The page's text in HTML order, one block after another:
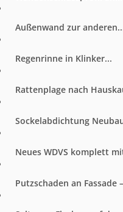
Außenwand zur
Regenrinne in Klinker...
Rattenplage nach
Sockelabdichtung
Neues WDVS komplett
Putzschaden an Fassade